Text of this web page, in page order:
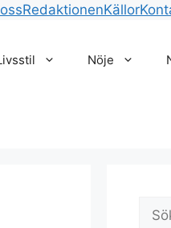
RedaktionenKällor
Nöje
Sök